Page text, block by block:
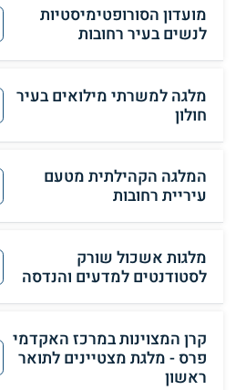
מועדון הסורופטימיסטיות
לנשים בעיר רחובות
מלגה למשרתי מילואים בעיר
חולון
המלגה הקהילתית מטעם
עיריית רחובות
מלגות אשכול שורק
לסטודנטים למדעים והנדסה
קרן המצוינות במרכז האקדמי
פרס - מלגת מצטיינים לתואר
ראשון